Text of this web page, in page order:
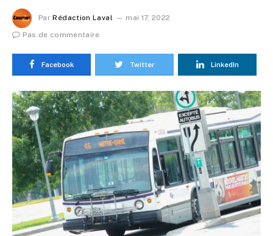
Par Rédaction Laval
mai 17, 2022
Pas de commentaire
Facebook Twitter LinkedIn